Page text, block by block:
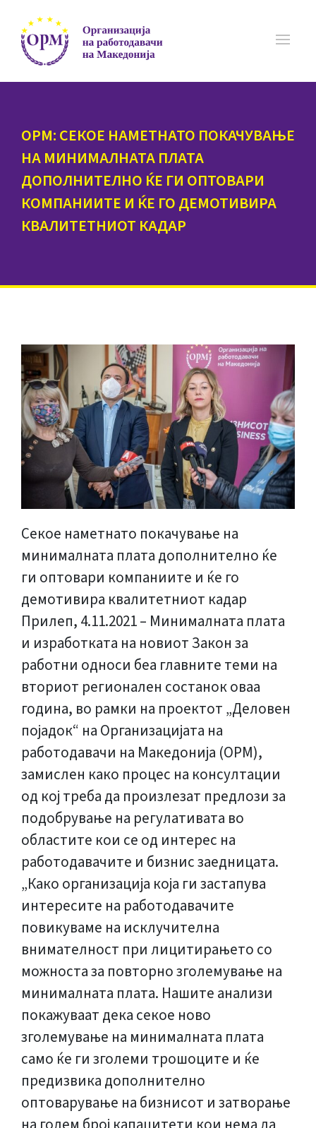
ОРМ: СЕКОЕ НАМЕТНАТО ПОКАЧУВАЊЕ
НА МИНИМАЛНАТА ПЛАТА
ДОПОЛНИТЕЛНО ЌЕ ГИ ОПТОВАРИ
КОМПАНИИТЕ И ЌЕ ГО ДЕМОТИВИРА
КВАЛИТЕТНИОТ КАДАР
Секое наметнато покачување на
минималната плата дополнително ќе
ги оптовари компаниите и ќе го
демотивира квалитетниот кадар
Прилеп, 4.11.2021 – Минималната плата
и изработката на новиот Закон за
работни односи беа главните теми на
вториот регионален состанок оваа
година, во рамки на проектот „Деловен
појадок“ на Организацијата на
работодавачи на Македонија (ОРМ),
замислен како процес на консултации
од кој треба да произлезат предлози за
подобрување на регулативата во
областите кои се од интерес на
работодавачите и бизнис заедницата.
„Како организација која ги застапува
интересите на работодавачите
повикуваме на исклучителна
внимателност при лицитирањето со
можноста за повторно зголемување на
минималната плата. Нашите анализи
покажуваат дека секое ново
зголемување на минималната плата
само ќе ги зголеми трошоците и ќе
предизвика дополнително
оптоварување на бизнисот и затворање